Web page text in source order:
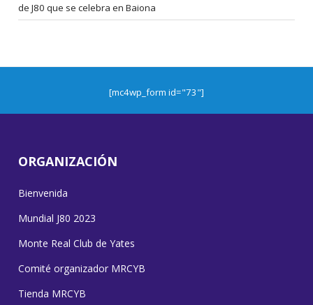
de J80 que se celebra en Baiona
[mc4wp_form id="73"]
ORGANIZACIÓN
Bienvenida
Mundial J80 2023
Monte Real Club de Yates
Comité organizador MRCYB
Tienda MRCYB